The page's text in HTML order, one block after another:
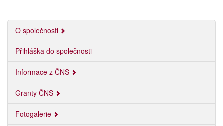
O společnosti
Přihláška do společnosti
Informace z ČNS
Granty ČNS
Fotogalerie